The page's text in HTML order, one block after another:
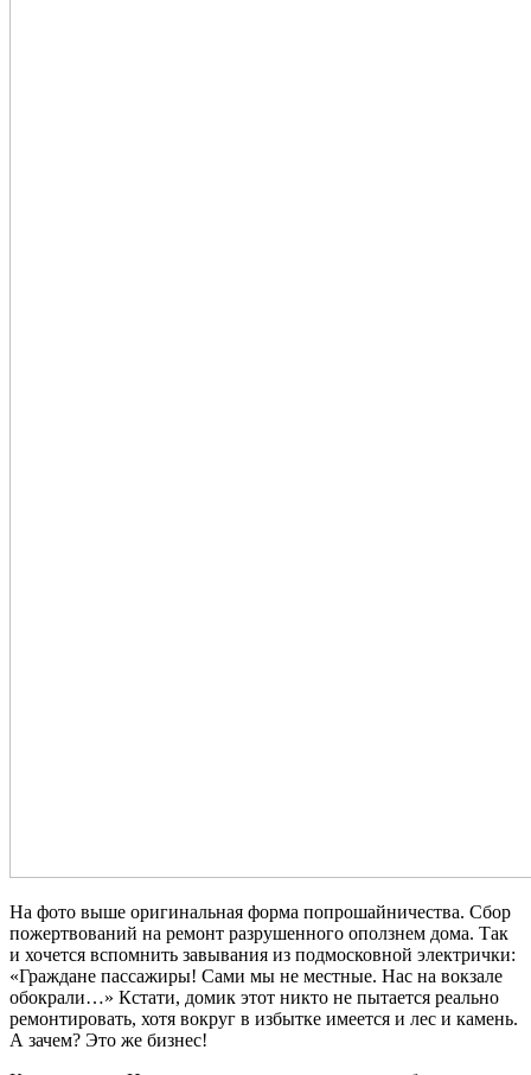
На фото выше оригинальная форма попрошайничества. Сбор
пожертвований на ремонт разрушенного оползнем дома. Так
и хочется вспомнить завывания из подмосковной электрички:
«Граждане пассажиры! Сами мы не местные. Нас на вокзале
обокрали…» Кстати, домик этот никто не пытается реально
ремонтировать, хотя вокруг в избытке имеется и лес и камень.
А зачем? Это же бизнес!